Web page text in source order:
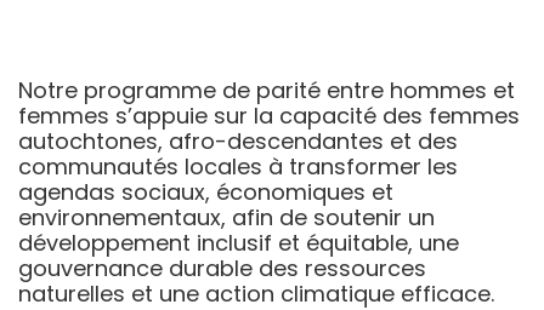
Notre programme de parité entre hommes et
femmes s’appuie sur la capacité des femmes
autochtones, afro-descendantes et des
communautés locales à transformer les
agendas sociaux, économiques et
environnementaux, afin de soutenir un
développement inclusif et équitable, une
gouvernance durable des ressources
naturelles et une action climatique efficace.